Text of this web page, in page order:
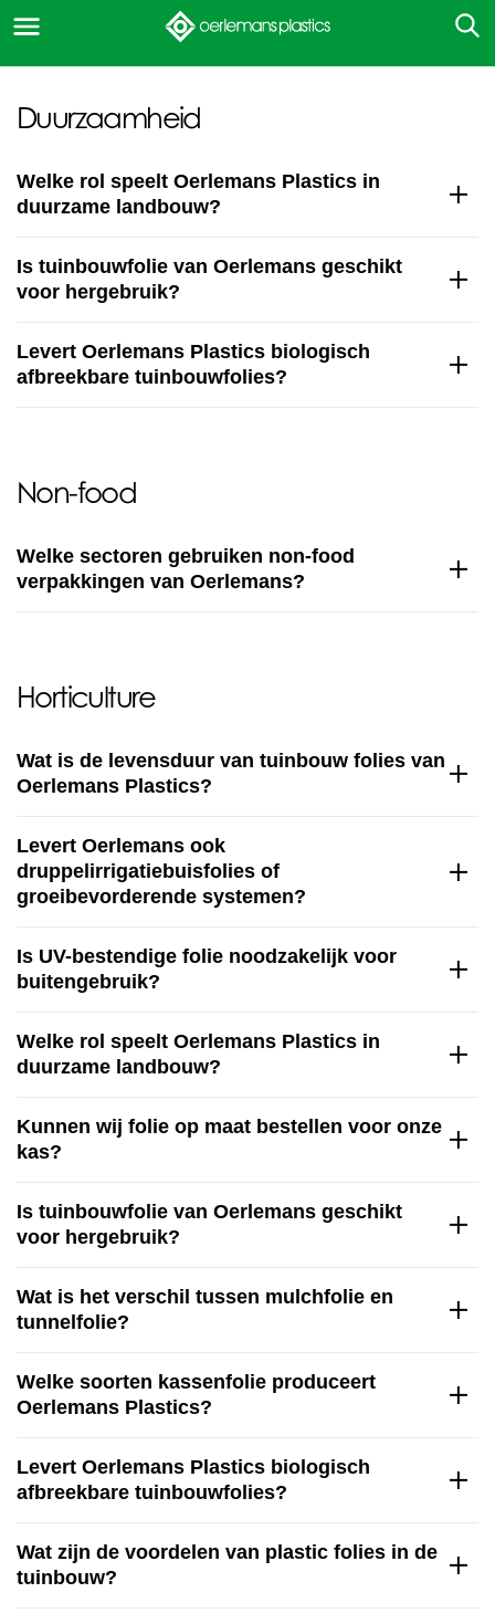
Duurzaamheid
Welke rol speelt Oerlemans Plastics in
duurzame landbouw?
Is tuinbouwfolie van Oerlemans geschikt
voor hergebruik?
Levert Oerlemans Plastics biologisch
afbreekbare tuinbouwfolies?
Non-food
Welke sectoren gebruiken non-food
verpakkingen van Oerlemans?
Horticulture
Wat is de levensduur van tuinbouw folies van
Oerlemans Plastics?
Levert Oerlemans ook
druppelirrigatiebuisfolies of
groeibevorderende systemen?
Is UV-bestendige folie noodzakelijk voor
buitengebruik?
Welke rol speelt Oerlemans Plastics in
duurzame landbouw?
Kunnen wij folie op maat bestellen voor onze
kas?
Is tuinbouwfolie van Oerlemans geschikt
voor hergebruik?
Wat is het verschil tussen mulchfolie en
tunnelfolie?
Welke soorten kassenfolie produceert
Oerlemans Plastics?
Levert Oerlemans Plastics biologisch
afbreekbare tuinbouwfolies?
Wat zijn de voordelen van plastic folies in de
tuinbouw?